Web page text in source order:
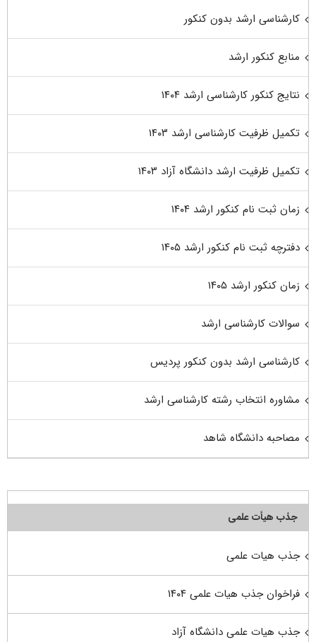
کارشناسی ارشد بدون کنکور
منابع کنکور ارشد
نتایج کنکور کارشناسی ارشد ۱۴۰۴
تکمیل ظرفیت کارشناسی ارشد ۱۴۰۳
تکمیل ظرفیت ارشد دانشگاه آزاد ۱۴۰۳
زمان ثبت نام کنکور ارشد ۱۴۰۴
دفترچه ثبت نام کنکور ارشد ۱۴۰۵
زمان کنکور ارشد ۱۴۰۵
سوالات کارشناسی ارشد
کارشناسی ارشد بدون کنکور پردیس
مشاوره انتخاب رشته کارشناسی ارشد
مصاحبه دانشگاه شاهد
جذب هیأت علمی
جذب هیات علمی
فراخوان جذب هیات علمی ۱۴۰۴
جذب هیات علمی دانشگاه آزاد